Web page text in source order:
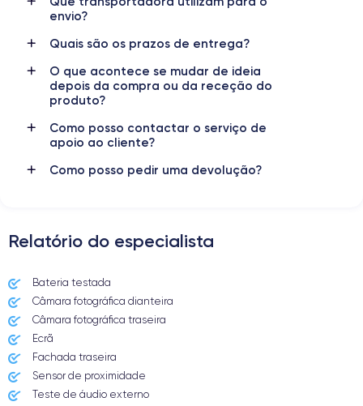
Bateria
2815 mAh
Dual SIM
nanoSIM + eSIM
Rede móvel Desbloqueado
envio?
Quais são os prazos de entrega?
O que acontece se mudar de ideia
depois da compra ou da receção do
produto?
Como posso contactar o serviço de
apoio ao cliente?
Como posso pedir uma devolução?
Relatório do especialista
Bateria testada
Câmara fotográfica dianteira
Câmara fotográfica traseira
Ecrã
Fachada traseira
Sensor de proximidade
Teste de áudio externo